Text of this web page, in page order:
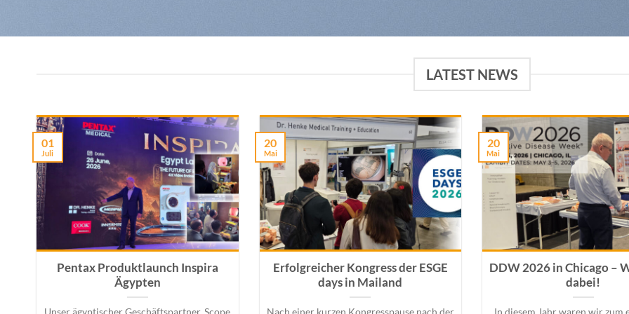
LATEST NEWS
Pentax Produktlaunch Inspira
Ägypten
Unser ägyptischer Geschäftspartner, Scope
01
Juli
Erfolgreicher Kongress der ESGE
days in Mailand
Nach einer kurzen Kongresspause nach der
20
Mai
DDW 2026 in Chicago –
dabei!
In diesem Jahr waren wir zum
20
Mai